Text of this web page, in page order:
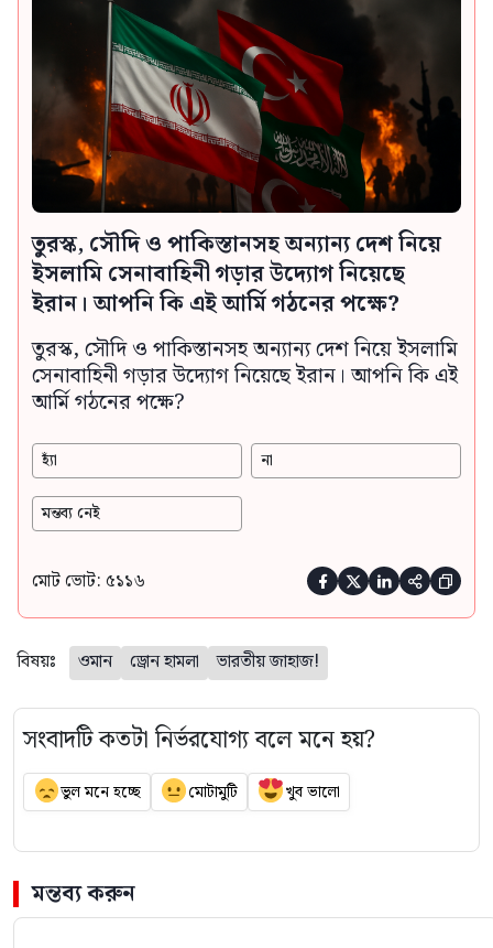
তুরস্ক, সৌদি ও পাকিস্তানসহ অন্যান্য দেশ নিয়ে
ইসলামি সেনাবাহিনী গড়ার উদ্যোগ নিয়েছে
ইরান। আপনি কি এই আর্মি গঠনের পক্ষে?
তুরস্ক, সৌদি ও পাকিস্তানসহ অন্যান্য দেশ নিয়ে ইসলামি
সেনাবাহিনী গড়ার উদ্যোগ নিয়েছে ইরান। আপনি কি এই
আর্মি গঠনের পক্ষে?
হ্যাঁ না
মন্তব্য নেই
মোট ভোট: ৫১১৬     
বিষয়ঃ ওমান ড্রোন হামলা ভারতীয় জাহাজ!
সংবাদটি কতটা নির্ভরযোগ্য বলে মনে হয়?
ভুল মনে হচ্ছে মোটামুটি খুব ভালো
মন্তব্য করুন